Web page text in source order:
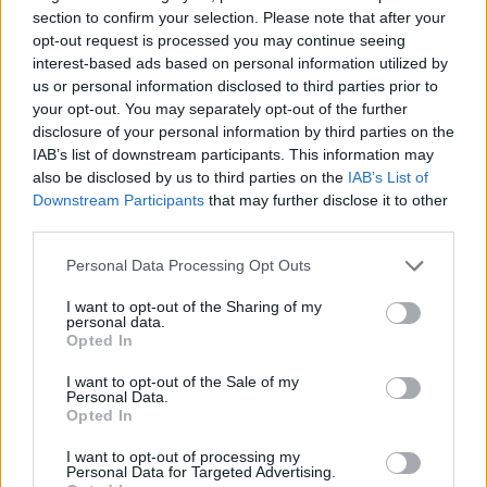
section to confirm your selection. Please note that after your
opt-out request is processed you may continue seeing
interest-based ads based on personal information utilized by
us or personal information disclosed to third parties prior to
your opt-out. You may separately opt-out of the further
disclosure of your personal information by third parties on the
IAB’s list of downstream participants. This information may
also be disclosed by us to third parties on the IAB’s List of
Downstream Participants that may further disclose it to other
Personal Data Processing Opt Outs
I want to opt-out of the Sharing of my
personal data.
Opted In
I want to opt-out of the Sale of my
Personal Data.
Opted In
I want to opt-out of processing my
Personal Data for Targeted Advertising.
Skriv ut receptet
Kanelbullesnittar
Kanelbullesnittar
Ingredienser
Kanelbullesnittar med äppelmosdipp, ca 30 kakor
75 g rumsvarmt smör
dl Ljust muscovadosocker
msk ljus sirap
1 ¾ dl vetemjöl
tsk malen kardemumma
1 ½ tsk malen kanel